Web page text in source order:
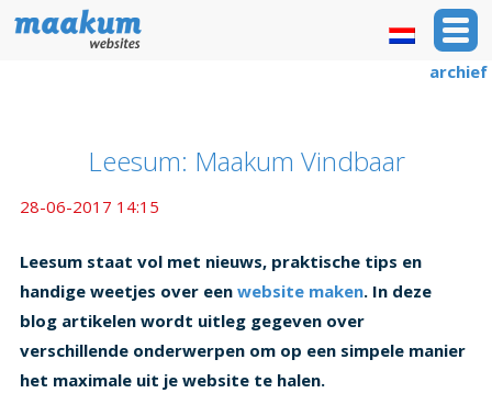
archief
Leesum: Maakum Vindbaar
28-06-2017 14:15
Leesum staat vol met nieuws, praktische tips en
handige weetjes over een website maken. In deze
blog artikelen wordt uitleg gegeven over
verschillende onderwerpen om op een simpele manier
het maximale uit je website te halen.